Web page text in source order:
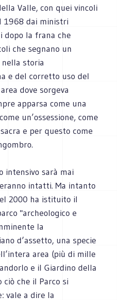
Valle, con quei vincoli
1968 dai ministri
dopo la frana che
che segnano un
storia
e del corretto uso del
dove sorgeva
apparsa come una
un’ossessione, come
e per questo come
intensivo sarà mai
intatti. Ma intanto
2000 ha istituito il
"archeologico e
la
d’assetto, una specie
area (più di mille
e il Giardino della
che il Parco si
vale a dire la